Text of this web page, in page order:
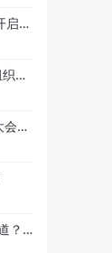
AOKOX傲鲲网5月16日秒杀即将开启！每月一次，限时等你来！
如果要找可以让卖家少走弯路的组织，他应该是什么样子……
焕彩 ● 2024 TikTok Shop卖家大会。玩家网社区威望值（活跃威望、历史威望均可）排名前1000的用户可以RMB9.99元/人/天报名参会
这些隐藏的 AI 运营技巧你还不知道？拉开卖家/同事之间的距离，这些卖家正在使用 AI 实现爆款率翻倍提升......